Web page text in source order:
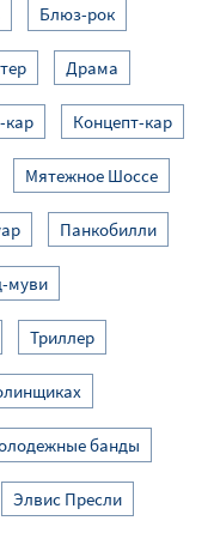
Блюз-рок
Драма
кар Концепт-кар
Мятежное Шоссе
Панкобилли
муви
Триллер
банды
Элвис Пресли